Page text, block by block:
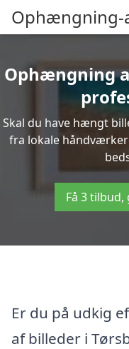
Ophængning-
Ophængning
Skal du have hængt
fra lokale
Få 3
Er du på udkig
af billeder i